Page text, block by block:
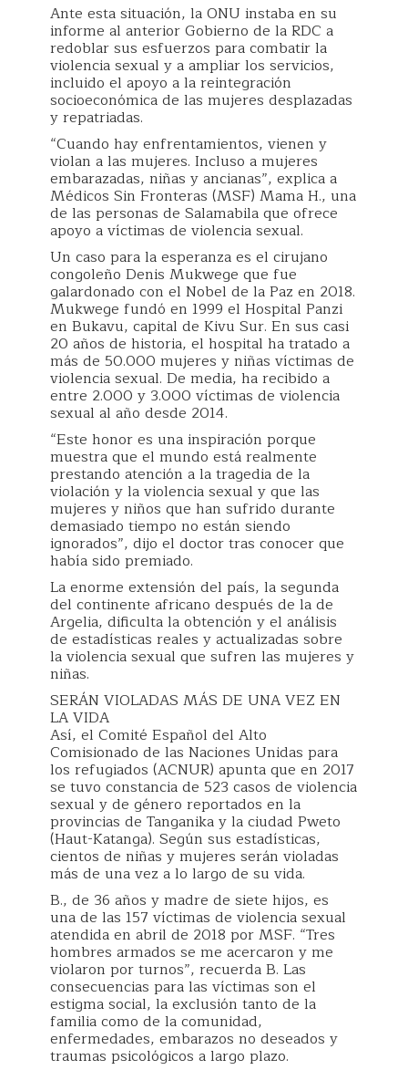
Ante esta situación, la ONU instaba en su
informe al anterior Gobierno de la RDC a
redoblar sus esfuerzos para combatir la
violencia sexual y a ampliar los servicios,
incluido el apoyo a la reintegración
socioeconómica de las mujeres desplazadas
y repatriadas.
“Cuando hay enfrentamientos, vienen y
violan a las mujeres. Incluso a mujeres
embarazadas, niñas y ancianas”, explica a
Médicos Sin Fronteras (MSF) Mama H., una
de las personas de Salamabila que ofrece
apoyo a víctimas de violencia sexual.
Un caso para la esperanza es el cirujano
congoleño Denis Mukwege que fue
galardonado con el Nobel de la Paz en 2018.
Mukwege fundó en 1999 el Hospital Panzi
en Bukavu, capital de Kivu Sur. En sus casi
20 años de historia, el hospital ha tratado a
más de 50.000 mujeres y niñas víctimas de
violencia sexual. De media, ha recibido a
entre 2.000 y 3.000 víctimas de violencia
sexual al año desde 2014.
“Este honor es una inspiración porque
muestra que el mundo está realmente
prestando atención a la tragedia de la
violación y la violencia sexual y que las
mujeres y niños que han sufrido durante
demasiado tiempo no están siendo
ignorados”, dijo el doctor tras conocer que
había sido premiado.
La enorme extensión del país, la segunda
del continente africano después de la de
Argelia, dificulta la obtención y el análisis
de estadísticas reales y actualizadas sobre
la violencia sexual que sufren las mujeres y
niñas.
SERÁN VIOLADAS MÁS DE UNA VEZ EN
LA VIDA
Así, el Comité Español del Alto
Comisionado de las Naciones Unidas para
los refugiados (ACNUR) apunta que en 2017
se tuvo constancia de 523 casos de violencia
sexual y de género reportados en la
provincias de Tanganika y la ciudad Pweto
(Haut-Katanga). Según sus estadísticas,
cientos de niñas y mujeres serán violadas
más de una vez a lo largo de su vida.
B., de 36 años y madre de siete hijos, es
una de las 157 víctimas de violencia sexual
atendida en abril de 2018 por MSF. “Tres
hombres armados se me acercaron y me
violaron por turnos”, recuerda B. Las
consecuencias para las víctimas son el
estigma social, la exclusión tanto de la
familia como de la comunidad,
enfermedades, embarazos no deseados y
traumas psicológicos a largo plazo.